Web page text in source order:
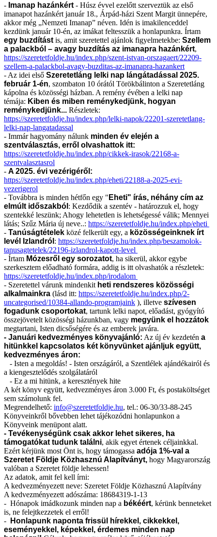
- Imanap hazánkért - Húsz évvel ezelőtt szerveztük az első
imanapot hazánkért január 18., Árpád-házi Szent Margit ünnepére,
akkor még „Nemzeti Imanap” néven. Idén is imakilenceddel
kezdünk január 10-én, az imákat feltesszük a honlapunkra. Írtam
egy buzdítást is, amit szeretettel ajánlok figyelmetekbe: Szellem
a palackból – avagy buzdítás az imanapra hazánkért,
https://szeretetfoldje.hu/index.php/szent-istvan-orszagaert/22209-
szellem-a-palackbol-avagy-buzditas-az-imanapra-hazankert
- Az idei első Szeretetláng lelki nap lángátadással 2025.
február 1-én, szombaton 10 órától Törökbálinton a Szeretetláng
kápolna és közösségi házban. A remény évében a lelki nap
témája: Kiben és miben reménykedjünk, hogyan
reménykedjünk... Részletek:
https://szeretetfoldje.hu/index.php/lelki-napok/22201-szeretetlang-
lelki-nap-langatadassal
- Immár hagyomány nálunk minden év elején a
szentválasztás, erről olvashattok itt:
https://szeretetfoldje.hu/index.php/cikkek-irasok/22168-a-
szentvalasztasrol
- A 2025. évi vezérigéről:
https://szeretetfoldje.hu/index.php/eheti/22188-a-2025-evi-
vezerigerol
- Továbbra is minden hétfőn egy " Eheti" írás, néhány cím az
elmúlt időszakból : Kezdődik a szentév - határozzuk el, hogy
szentekké leszünk; Ahogy lehetetlen is lehetségessé válik; Mennyei
látás; Szűz Mária új neve..: https://szeretetfoldje.hu/index.php/eheti
- Tanúságtételek közé felkerült egy, a közösségeinknek írt
levél Izlandról : https://szeretetfoldje.hu/index.php/beszamolok-
tanusagtetelek/22196-izlandrol-kapott-level
- Írtam Mózesről egy sorozatot, ha sikerül, akkor egybe
szerkesztem előadható formára, addig is itt olvashatók a részletek:
https://szeretetfoldje.hu/index.php/irodalom
- Szeretettel várunk mindenkit heti rendszeres közösségi
alkalmainkra (lásd itt: https://szeretetfoldje.hu/index.php/2-
uncategorised/10384-allando-programjaink ), illetve szívesen
fogadunk csoportokat, tartunk lelki napot, előadást, gyógyító
összejövetelt közösségi házunkban, vagy megyünk el hozzátok
megtartani, Isten dicsőségére és az emberek javára.
- Januári kedvezményes könyvajánló: Az új év kezdetén a
hitünkkel kapcsolatos két könyvünket ajánljuk együtt,
kedvezményes áron:
- Isten a megoldás! - Isten országáról, a Szentlélek ajándékairól és
a kiengesztelődés szolgálatáról
- Ez a mi hitünk, a keresztények hite
A két könyv együtt, kedvezményes áron 3.000 Ft, és postaköltséget
sem számolunk fel.
Megrendelhető: info@szeretetfoldje.hu, tel.: 06-30/33-88-245
Könyveinkről bővebben lehet tájékozódni honlapunkon a
Könyveink menüpont alatt.
- Tevékenységünk csak akkor lehet sikeres, ha
támogatókat tudunk találni, akik egyet értenek céljainkkal.
Ezért kérjünk most Önt is, hogy támogassa adója 1%-val a
Szeretet Földje Közhasznú Alapítványt, hogy Magyarország
valóban a Szeretet földje lehessen!
Az adatok, amit fel kell írni:
A kedvezményezett neve: Szeretet Földje Közhasznú Alapítvány
A kedvezményezett adószáma: 18684319-1-13
- Hónapok imádkozunk minden nap a békéért, kérünk benneteket
is, ne felejtkezzetek el erről!
-
Honlapunk naponta frissül hírekkel, cikkekkel,
eseményekkel, képekkel, érdemes minden nap